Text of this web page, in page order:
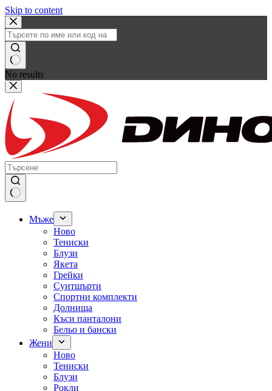
Skip to content
No results
Мъже
Ново
Тениски
Блузи
Якета
Грейки
Суитшърти
Спортни комплекти
Долнища
Къси панталони
Бельо и бански
Жени
Ново
Тениски
Блузи
Рокли